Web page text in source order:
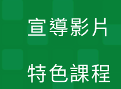
宣導影片
特色課程